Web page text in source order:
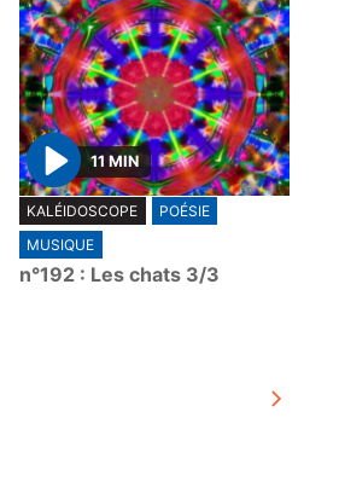
P
l
a
y
11 MIN
KALÉIDOSCOPE
POÉSIE
MUSIQUE
n°192 : Les chats 3/3